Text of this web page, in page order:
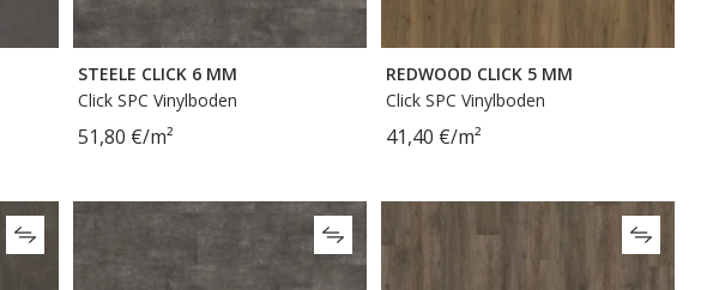
STEELE CLICK 6 MM
Click SPC Vinylboden
51,80 €/m²
REDWOOD CLICK 5 MM
Click SPC Vinylboden
41,40 €/m²